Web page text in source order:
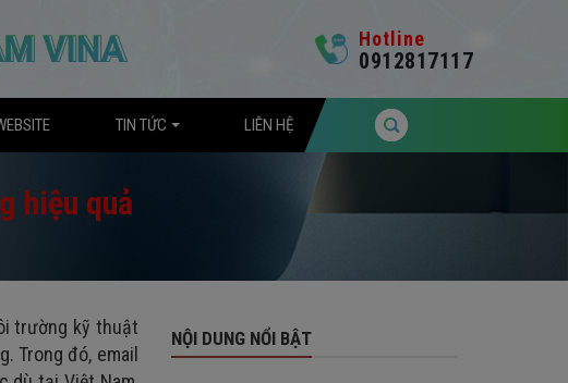
Hotline
0912817117
TIN TỨC LIÊN HỆ
hiệu quả
trường kỹ thuật
Trong đó, email
NỘI DUNG NỔI BẬT